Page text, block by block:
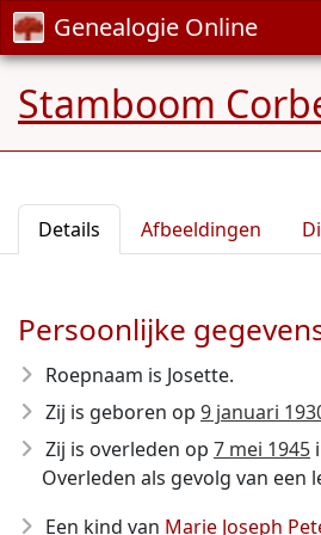
Genealogie Online
Stamboom
Details Afbeeldingen
Persoonlijke
Roepnaam is Josette.
Zij is geboren op 9 januari
Zij is overleden op 7 mei 1945
Overleden als gevolg van een
Een kind van Marie Joseph